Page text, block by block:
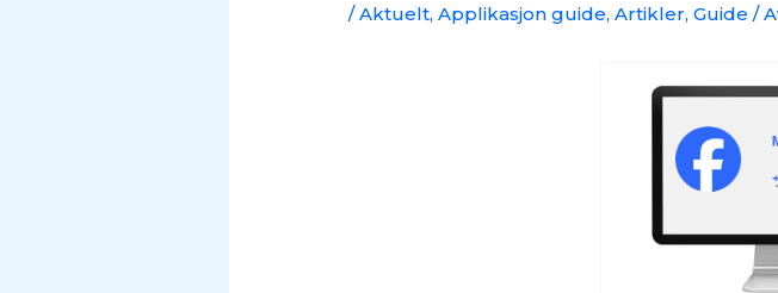
/Aktuelt,Applikasjon guide,Artikler,Guide /